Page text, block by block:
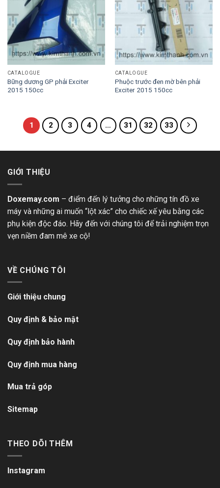
CATALOGUE
Bững dương GP phải Exciter
2015 150cc
CATALOGUE
Phuộc trước đen mờ bên phải
Exciter 2015 150cc
1 2 3 4 … 31 32 33
GIỚI THIỆU
Doxemay.com – điểm đến lý tưởng cho những tín đồ xe
máy và những ai muốn “lột xác” cho chiếc xế yêu bằng các
phụ kiện độc đáo. Hãy đến với chúng tôi để trải nghiệm trọn
vẹn niềm đam mê xe cộ!
VỀ CHÚNG TÔI
Giới thiệu chung
Quy định & bảo mật
Quy định bảo hành
Quy định mua hàng
Mua trả góp
Sitemap
THEO DÕI THÊM
Instagram